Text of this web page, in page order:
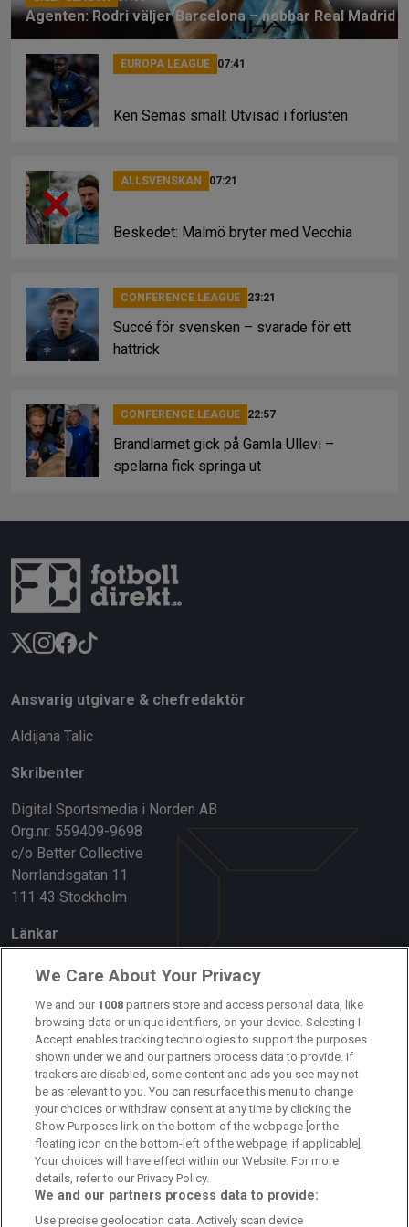
Agenten: Rodri väljer Barcelona – nobbar Real Madrid
EUROPA LEAGUE 07:41
Ken Semas smäll: Utvisad i förlusten
ALLSVENSKAN 07:21
Beskedet: Malmö bryter med Vecchia
CONFERENCE LEAGUE 23:21
Succé för svensken – svarade för ett
hattrick
CONFERENCE LEAGUE 22:57
Brandlarmet gick på Gamla Ullevi –
spelarna fick springa ut
Ansvarig utgivare & chefredaktör
Aldijana Talic
Skribenter
Digital Sportsmedia i Norden AB
Org.nr: 559409-9698
c/o Better Collective
Norrlandsgatan 11
111 43 Stockholm
Länkar
Om oss
Kontakta oss
Kundtjänst
Sponsor: Rekatochklart
Annonsera på Fotbolldirekt
Redaktionell policy
Personuppgiftspolicy
We Care About Your Privacy
We and our 1008 partners store and access personal data, like
browsing data or unique identifiers, on your device. Selecting I
Accept enables tracking technologies to support the purposes
shown under we and our partners process data to provide. If
trackers are disabled, some content and ads you see may not
be as relevant to you. You can resurface this menu to change
your choices or withdraw consent at any time by clicking the
Show Purposes link on the bottom of the webpage [or the
floating icon on the bottom-left of the webpage, if applicable].
Your choices will have effect within our Website. For more
details, refer to our Privacy Policy.
We and our partners process data to provide:
Use precise geolocation data. Actively scan device